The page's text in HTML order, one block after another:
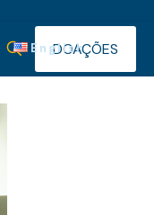
English
DOAÇÕES